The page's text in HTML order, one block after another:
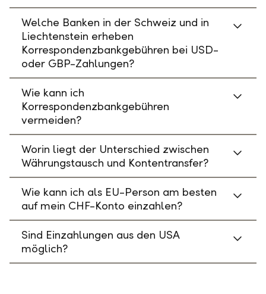
Welche Banken in der Schweiz und in
Liechtenstein erheben
Korrespondenzbankgebühren bei USD-
oder GBP-Zahlungen?
Wie kann ich
Korrespondenzbankgebühren
vermeiden?
Worin liegt der Unterschied zwischen
Währungstausch und Kontentransfer?
Wie kann ich als EU-Person am besten
auf mein CHF-Konto einzahlen?
Sind Einzahlungen aus den USA
möglich?